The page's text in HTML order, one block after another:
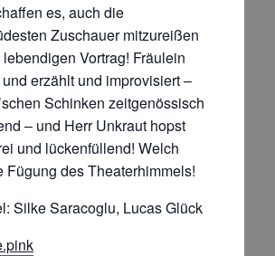
es, auch die
Zuschauer mitzureißen
Vortrag! Fräulein
erzählt und improvisiert –
Schinken zeitgenössisch
– und Herr Unkraut hopst
und lückenfüllend! Welch
Fügung des Theaterhimmels!
Silke Saracoglu, Lucas Glück